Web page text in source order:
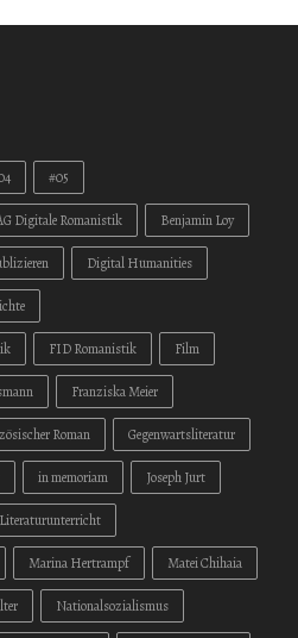
#05
Digitale Romanistik Benjamin Loy
Digital Humanities
FID Romanistik Film
Franziska Meier
Roman Gegenwartsliteratur
in memoriam Joseph Jurt
Literaturunterricht
Marina Hertrampf Matei Chihaia
Nationalsozialismus